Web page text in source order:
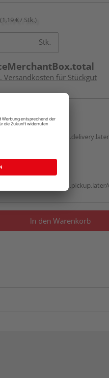
(1,19 € / Stk.)
Stk.
Versandkosten für Stückgut
abholen
In den Warenkorb